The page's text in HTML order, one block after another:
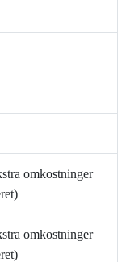
omkostninger
omkostninger